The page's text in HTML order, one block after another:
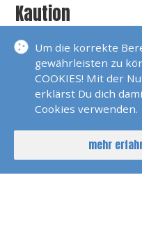
Kaution
0 EUR
Übergabezeiten
Fahrgebiet
Rhein, Neckar, Main,
Führerschein
Um die korrekte
gewährleisten zu
COOKIES! Mit der
erklärst Du dich
Cookies verwenden.
mehr